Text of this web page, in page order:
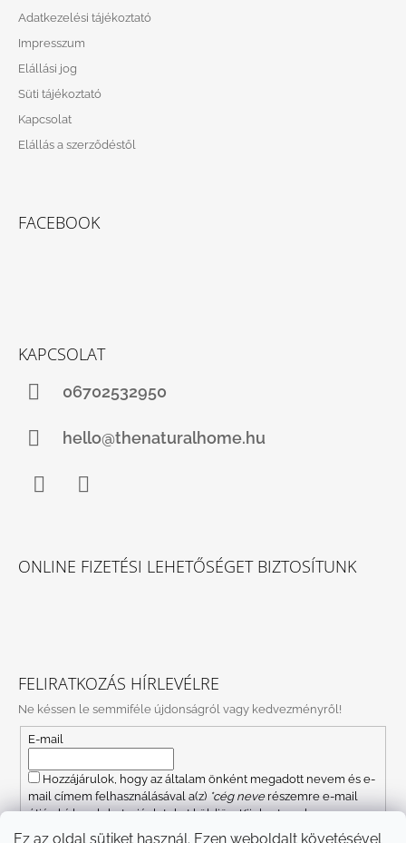
Ez az oldal sütiket használ. Ezen weboldalt követésével
Adatkezelési tájékoztató
Impresszum
Elállási jog
Süti tájékoztató
Kapcsolat
Elállás a szerződéstől
FACEBOOK
KAPCSOLAT
06702532950
hello@thenaturalhome.hu
ONLINE FIZETÉSI LEHETŐSÉGET BIZTOSÍTUNK
FELIRATKOZÁS HÍRLEVÉLRE
Ne késsen le semmiféle újdonságról vagy kedvezményről!
E-mail
Hozzájárulok, hogy az általam önként megadott nevem és e-
mail címem felhasználásával a(z) *cég neverészemre e-mail
útján hírleveleket, ajánlatokat küldjön. Kijelentem, hogy az
adatkezelési tájékoztatót
elolvastam. Megértettem, hogy a